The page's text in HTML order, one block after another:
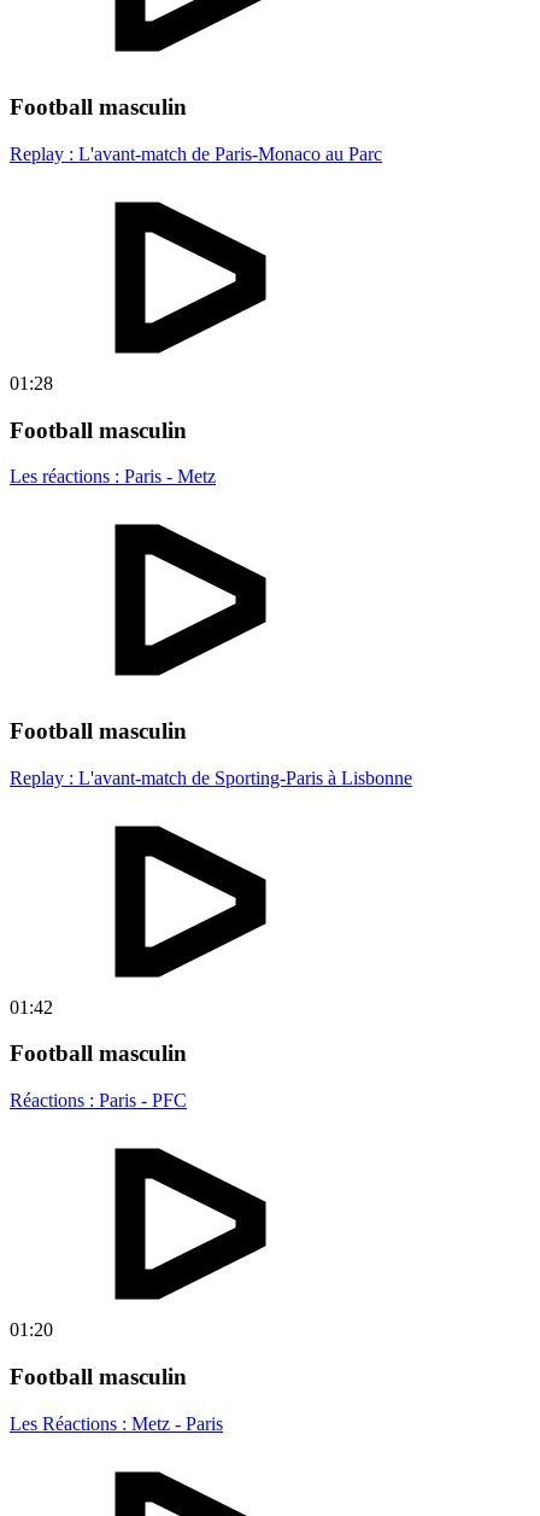
Football masculin
Replay : L'avant-match de Paris-Monaco au Parc
01:28
Football masculin
Les réactions : Paris - Metz
Football masculin
Replay : L'avant-match de Sporting-Paris à Lisbonne
01:42
Football masculin
Réactions : Paris - PFC
01:20
Football masculin
Les Réactions : Metz - Paris